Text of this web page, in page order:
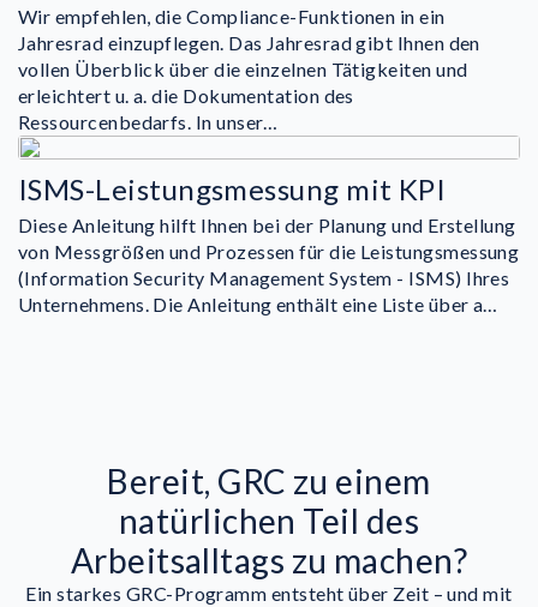
Wir empfehlen, die Compliance-Funktionen in ein
Jahresrad einzupflegen. Das Jahresrad gibt Ihnen den
vollen Überblick über die einzelnen Tätigkeiten und
erleichtert u. a. die Dokumentation des
Ressourcenbedarfs. In unser…
ISMS-Leistungsmessung mit KPI
Diese Anleitung hilft Ihnen bei der Planung und Erstellung
von Messgrößen und Prozessen für die Leistungsmessung
(Information Security Management System - ISMS) Ihres
Unternehmens. Die Anleitung enthält eine Liste über a…
Bereit, GRC zu einem
natürlichen Teil des
Arbeitsalltags zu machen?
Ein starkes GRC-Programm entsteht über Zeit – und mit